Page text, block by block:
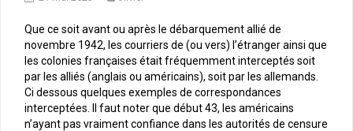
Que ce soit avant ou après le débarquement allié de
novembre 1942, les courriers de (ou vers) l’étranger ainsi que
les colonies françaises était fréquemment interceptés soit
par les alliés (anglais ou américains), soit par les allemands.
Ci dessous quelques exemples de correspondances
interceptées. Il faut noter que début 43, les américains
n’ayant pas vraiment confiance dans les autorités de censure